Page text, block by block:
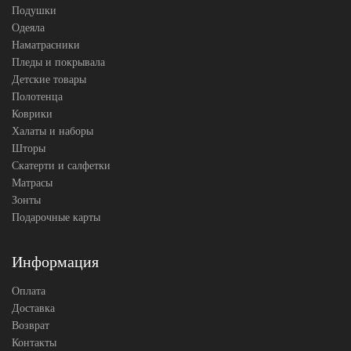
Подушки
Одеяла
Наматрасники
Пледы и покрывала
Детские товары
Полотенца
Коврики
Халаты и наборы
Шторы
Скатерти и салфетки
Матрасы
Зонты
Подарочные карты
Информация
Оплата
Доставка
Возврат
Контакты